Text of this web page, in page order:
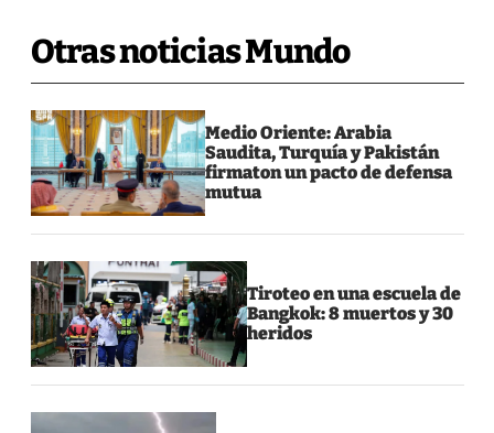
Otras noticias Mundo
Medio Oriente: Arabia
Saudita, Turquía y Pakistán
firmaton un pacto de defensa
mutua
Tiroteo en una escuela de
Bangkok: 8 muertos y 30
heridos